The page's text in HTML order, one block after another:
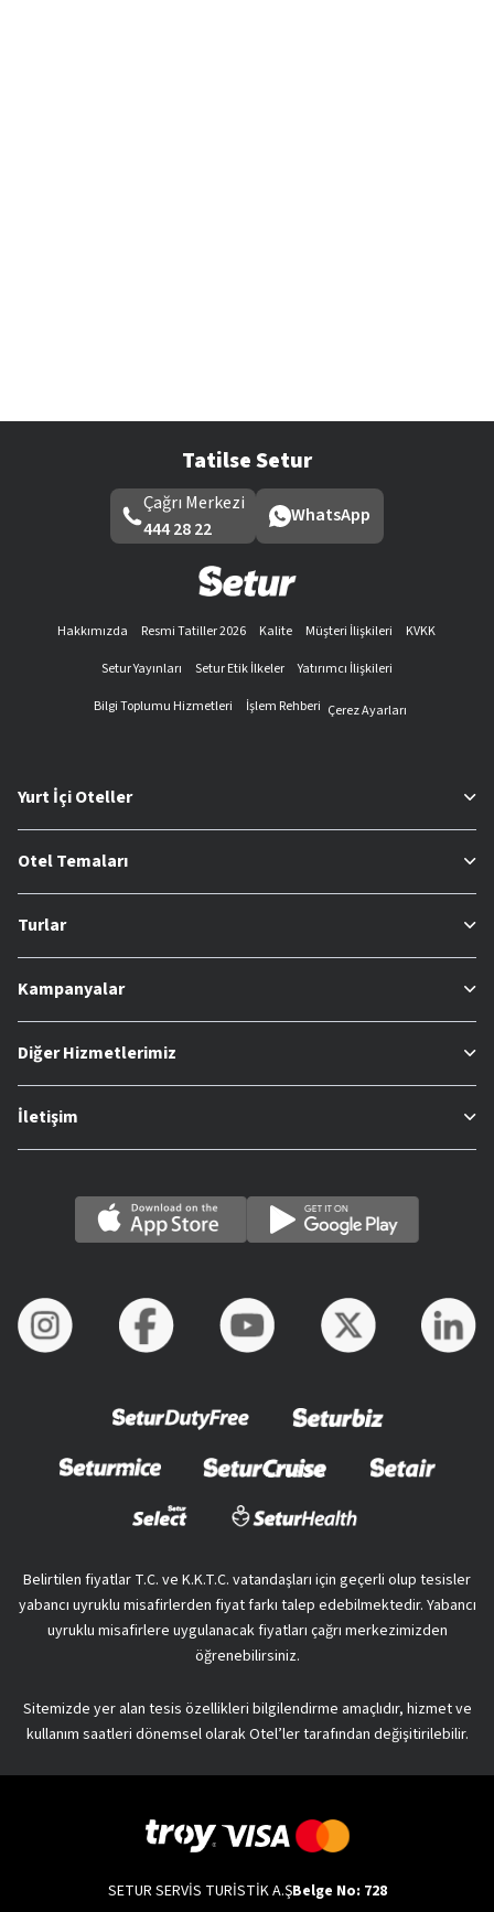
Tatilse Setur
Çağrı Merkezi
444 28 22
WhatsApp
Hakkımızda Resmi Tatiller 2026 Kalite Müşteri İlişkileri
KVKK
Setur Yayınları
Setur Etik İlkeler
Yatırımcı İlişkileri
Bilgi Toplumu Hizmetleri
İşlem Rehberi Çerez Ayarları
Yurt İçi Oteller
Otel Temaları
Turlar
Kampanyalar
Diğer Hizmetlerimiz
İletişim
Belirtilen fiyatlar T.C. ve K.K.T.C. vatandaşları için geçerli olup tesisler
yabancı uyruklu misafirlerden fiyat farkı talep edebilmektedir. Yabancı
uyruklu misafirlere uygulanacak fiyatları çağrı merkezimizden
öğrenebilirsiniz.
Sitemizde yer alan tesis özellikleri bilgilendirme amaçlıdır, hizmet ve
kullanım saatleri dönemsel olarak Otel’ler tarafından değişitirilebilir.
SETUR SERVİS TURİSTİK A.ŞBelge No: 728